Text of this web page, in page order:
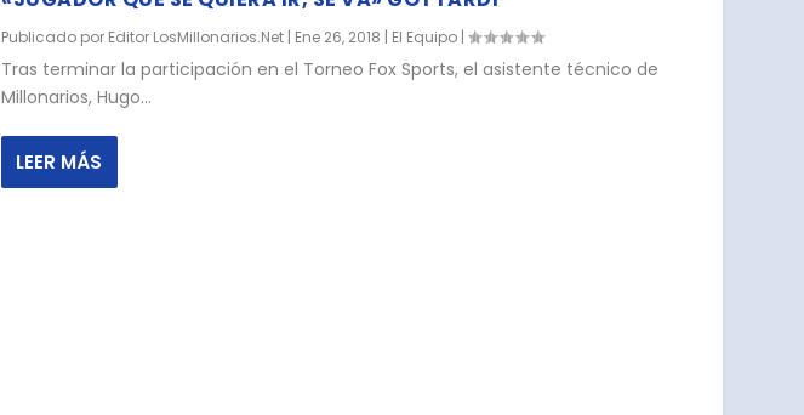
Publicado por Editor LosMillonarios.Net | Ene 26, 2018 | El Equipo |
Tras terminar la participación en el Torneo Fox Sports, el asistente técnico de
Millonarios, Hugo...
LEER MÁS